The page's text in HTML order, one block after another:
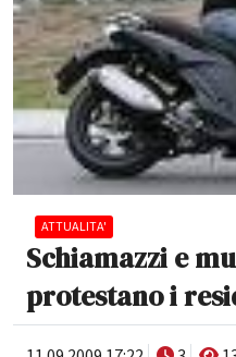
ATTUALITA'
Schiamazzi e
protestano i